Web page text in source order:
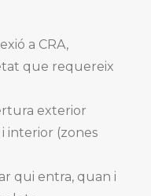
a CRA,
que requereix
exterior
interior (zones
qui entra, quan i